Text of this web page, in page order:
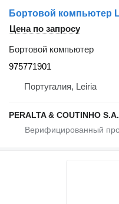
Цена по запросу
Бортовой компьютер
975771901
Португалия, Leiria
PERALTA & COUTINHO S.A.